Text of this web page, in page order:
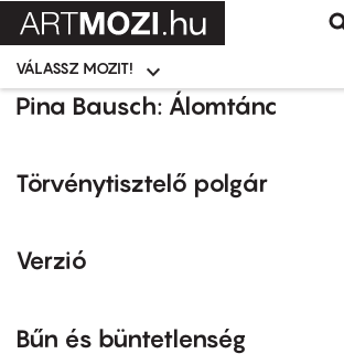
Ugrás
Moziválasztó
menü
VÁLASSZ MOZIT!
Pina Bausch: Álomtánc
Törvénytisztelő polgár
Verzió
Bűn és büntetlenség